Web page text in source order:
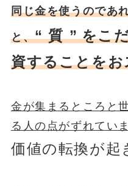
同じ金を使うのであ
と、“ 質 ” をこ
資することをお
金が集まるところと
る人の点がずれていま
価値の転換が起